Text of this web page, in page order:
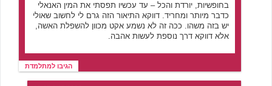
בחופשיות, יורדת והכל – עד עכשיו תפסתי את המין האנאלי
כדבר מיותר ומחריד. דווקא התיאור הזה גרם לי לחשוב שאולי
יש בזה משהו. ככה זה לא נשמע אקט מכוון להשפלת האשה,
אלא דווקא דרך נוספת לעשות אהבה.
הגיבו למתלמדת